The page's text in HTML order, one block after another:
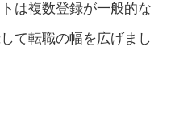
は複数登録が一般的な
て転職の幅を広げまし